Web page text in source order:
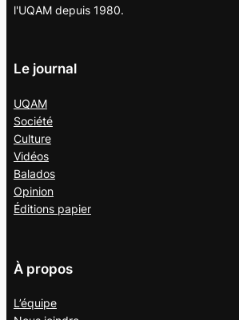
l'UQAM depuis 1980.
Le journal
UQAM
Société
Culture
Vidéos
Balados
Opinion
Éditions papier
À propos
L’équipe